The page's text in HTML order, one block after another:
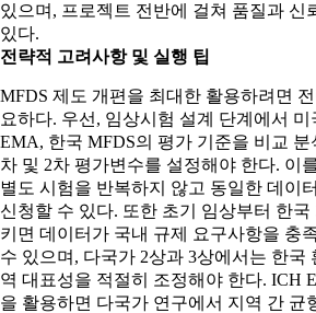
있으며, 프로젝트 전반에 걸쳐 품질과 신
있다.
전략적 고려사항 및 실행 팁
MFDS 제도 개편을 최대한 활용하려면
요하다. 우선, 임상시험 설계 단계에서 미
EMA, 한국 MFDS의 평가 기준을 비교 분
차 및 2차 평가변수를 설정해야 한다. 이
별도 시험을 반복하지 않고 동일한 데이
신청할 수 있다. 또한 초기 임상부터 한국
키면 데이터가 국내 규제 요구사항을 충
수 있으며, 다국가 2상과 3상에서는 한국
역 대표성을 적절히 조정해야 한다. ICH
을 활용하면 다국가 연구에서 지역 간 균